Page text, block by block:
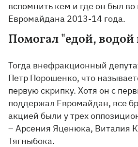
вспомнить кем и где он был
Евромайдана 2013-14 года.
Помогал "едой, водой
Тогда внефракционный
Петр Порошенко, что
первую скрипку. Хотя он с
поддержал Евромайдан, все
акцией были у трех
– Арсения Яценюка, Виталия
Тягныбока.